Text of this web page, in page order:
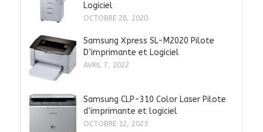
Logiciel
OCTOBRE 28, 2020
Samsung Xpress SL-M2020 Pilote
D’imprimante et Logiciel
AVRIL 7, 2022
Samsung CLP-310 Color Laser Pilote
d’imprimante et logiciel
OCTOBRE 12, 2023